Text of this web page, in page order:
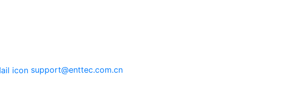
support@enttec.com.cn